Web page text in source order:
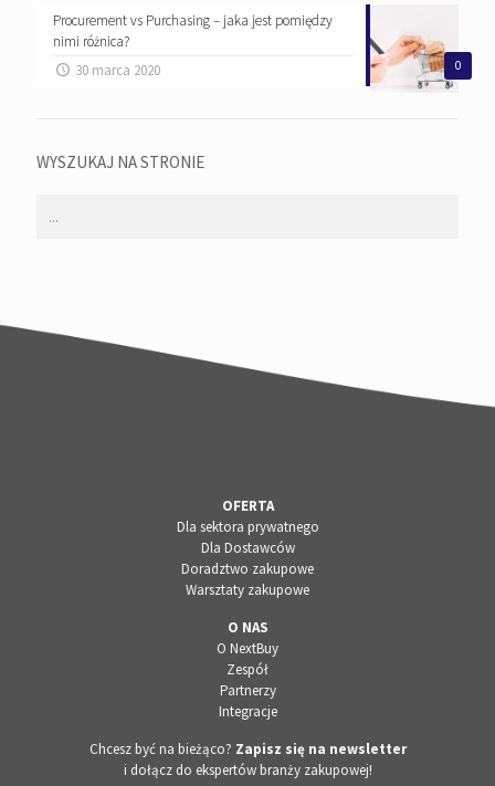
0
Procurement vs Purchasing – jaka jest pomiędzy
nimi różnica?
30 marca 2020
WYSZUKAJ NA STRONIE
OFERTA
Dla sektora prywatnego
Dla Dostawców
Doradztwo zakupowe
Warsztaty zakupowe
O NAS
O NextBuy
Zespół
Partnerzy
Integracje
Chcesz być na bieżąco? Zapisz się na newsletter
i dołącz do ekspertów branży zakupowej!